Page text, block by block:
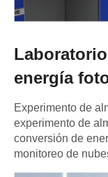
energía
Experimento de
experimento de
conversión de
monitoreo de